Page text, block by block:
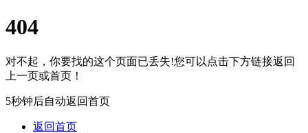
404
对不起，你要找的这个页面已丢失!您可以点击下方链接返回
上一页或首页！
5秒钟后自动返回首页
返回首页